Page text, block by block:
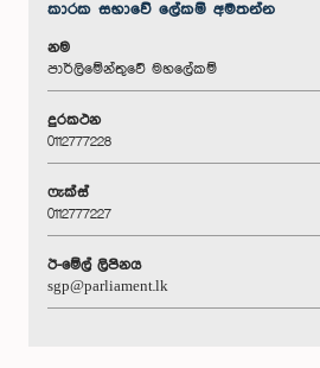
කාරක සභා‌වේ ලේකම් අමතන්න
නම
පාර්ලිමේන්තුවේ මහලේකම්
දුරකථන
0112777228
ෆැක්ස්
0112777227
ඊ-මේල් ලිපිනය
sgp@parliament.lk